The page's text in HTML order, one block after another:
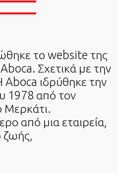
το website της
Aboca. Σχετικά με την
Aboca ιδρύθηκε την
1978 από τον
Μερκάτι.
από μια εταιρεία,
ζωής,